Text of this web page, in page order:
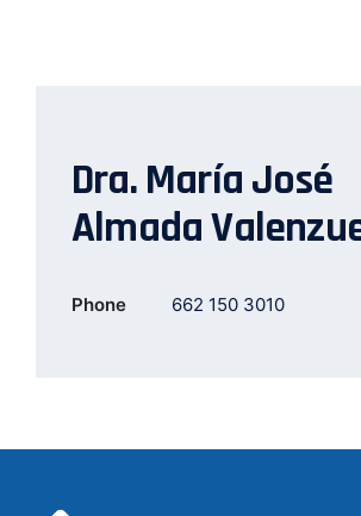
Dra. María José
Almada
Phone 662 150 3010